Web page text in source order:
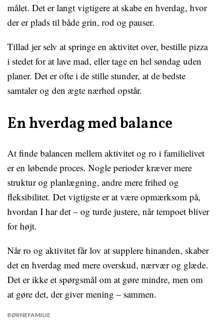
målet. Det er langt vigtigere at skabe en hverdag, hvor
der er plads til både grin, rod og pauser.
Tillad jer selv at springe en aktivitet over, bestille pizza
i stedet for at lave mad, eller tage en hel søndag uden
planer. Det er ofte i de stille stunder, at de bedste
samtaler og den ægte nærhed opstår.
En hverdag med balance
At finde balancen mellem aktivitet og ro i familielivet
er en løbende proces. Nogle perioder kræver mere
struktur og planlægning, andre mere frihed og
fleksibilitet. Det vigtigste er at være opmærksom på,
hvordan I har det – og turde justere, når tempoet bliver
for højt.
Når ro og aktivitet får lov at supplere hinanden, skaber
det en hverdag med mere overskud, nærvær og glæde.
Det er ikke et spørgsmål om at gøre mindre, men om
at gøre det, der giver mening – sammen.
BØRNEFAMILIE